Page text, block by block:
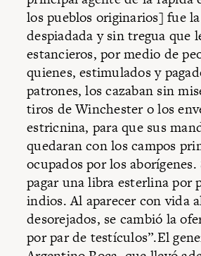
los pueblos originarios] fue
despiadada y sin tregua que
estancieros, por medio de
quienes, estimulados y
patrones, los cazaban sin
tiros de Winchester o los
estricnina, para que sus
quedaran con los campos
ocupados por los aborígenes.
pagar una libra esterlina por
indios. Al aparecer con vida
desorejados, se cambió la
por par de testículos”.El